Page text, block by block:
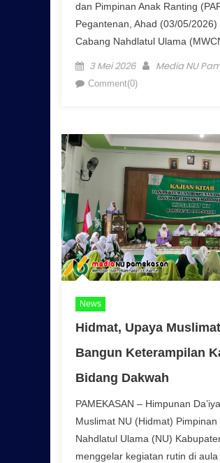
dan Pimpinan Anak Ranting
Pegantenan, Ahad (03/05/
Cabang Nahdlatul Ulama
Posted on
3 Mei 2026 Author
Media NU
Comment(0)
News
Hidmat, Upaya
Bangun Keterampilan
Bidang Dakwah
PAMEKASAN – Himpunan
Muslimat NU (Hidmat)
Nahdlatul Ulama (NU)
menggelar kegiatan rutin di aula